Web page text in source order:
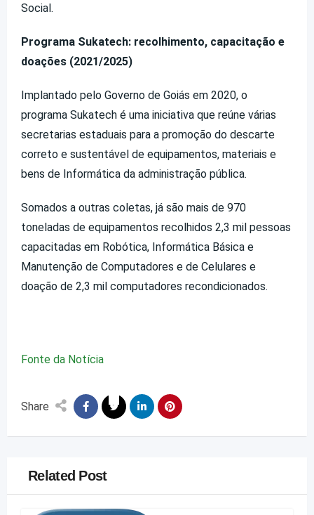
Social.
Programa Sukatech: recolhimento, capacitação e
doações (2021/2025)
Implantado pelo Governo de Goiás em 2020, o
programa Sukatech é uma iniciativa que reúne várias
secretarias estaduais para a promoção do descarte
correto e sustentável de equipamentos, materiais e
bens de Informática da administração pública.
Somados a outras coletas, já são mais de 970
toneladas de equipamentos recolhidos 2,3 mil pessoas
capacitadas em Robótica, Informática Básica e
Manutenção de Computadores e de Celulares e
doação de 2,3 mil computadores recondicionados.
Fonte da Notícia
Share
Related Post